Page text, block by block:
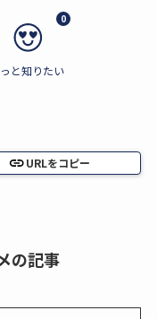
0
と知りたい
URLをコピー
の記事